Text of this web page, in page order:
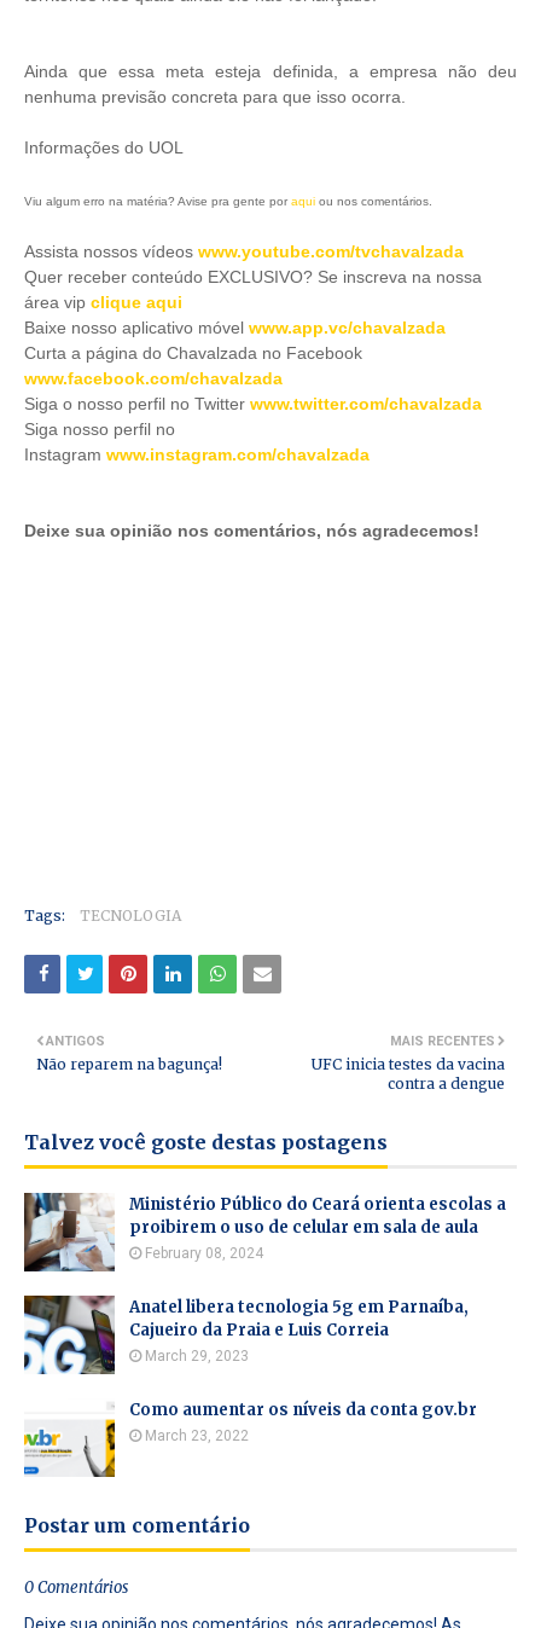
Ainda que essa meta esteja definida, a empresa não deu
nenhuma previsão concreta para que isso ocorra.
Informações do UOL
Viu algum erro na matéria? Avise pra gente por aqui ou nos comentários.
Assista nossos vídeos www.youtube.com/tvchavalzada
Quer receber conteúdo EXCLUSIVO? Se inscreva na nossa
área vip clique aqui
Baixe nosso aplicativo móvel www.app.vc/chavalzada
Curta a página do Chavalzada no Facebook
www.facebook.com/chavalzada
Siga o nosso perfil no Twitter www.twitter.com/chavalzada
Siga nosso perfil no
Instagram www.instagram.com/chavalzada
Deixe sua opinião nos comentários, nós agradecemos!
Tags: TECNOLOGIA
MAIS RECENTES
UFC inicia testes da vacina
contra a dengue
ANTIGOS
Não reparem na bagunça!
Talvez você goste destas postagens
Ministério Público do Ceará orienta escolas a
proibirem o uso de celular em sala de aula
February 08, 2024
Anatel libera tecnologia 5g em Parnaíba,
Cajueiro da Praia e Luis Correia
March 29, 2023
Como aumentar os níveis da conta gov.br
March 23, 2022
Postar um comentário
0 Comentários